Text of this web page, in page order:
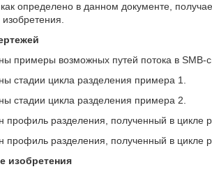
как определено в данном документе,
примеры возможных путей потока в SMB-
стадии цикла разделения примера 1.
стадии цикла разделения примера 2.
профиль разделения, полученный в цикле
профиль разделения, полученный в цикле
изобретения